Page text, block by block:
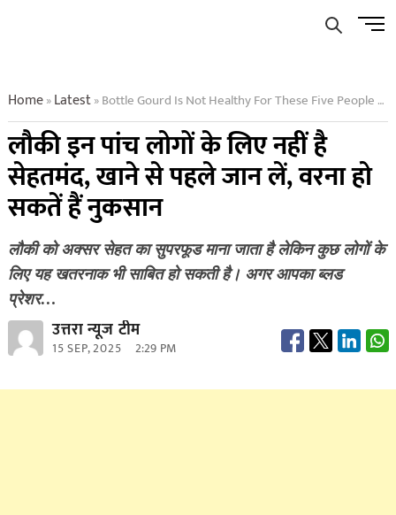
Menu
Home»Latest»Bottle Gourd Is Not Healthy For These Five People Know This Before Eating Otherwise It Can Cause Harm
लौकी इन पांच लोगों के लिए नहीं है
सेहतमंद, खाने से पहले जान लें, वरना हो
सकतें हैं नुकसान
लौकी को अक्सर सेहत का सुपरफूड माना जाता है लेकिन कुछ लोगों के
लिए यह खतरनाक भी साबित हो सकती है। अगर आपका ब्लड
प्रेशर…
उत्तरा न्यूज टीम
15 SEP, 2025 2:29 PM